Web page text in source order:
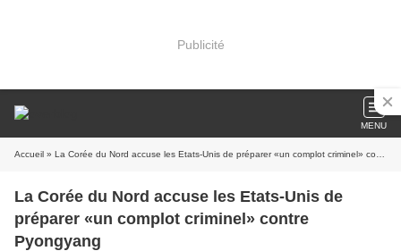
Publicité
MENU
Accueil » La Corée du Nord accuse les Etats-Unis de préparer «un complot criminel» contre Pyongyang
La Corée du Nord accuse les Etats-Unis de
préparer «un complot criminel» contre
Pyongyang